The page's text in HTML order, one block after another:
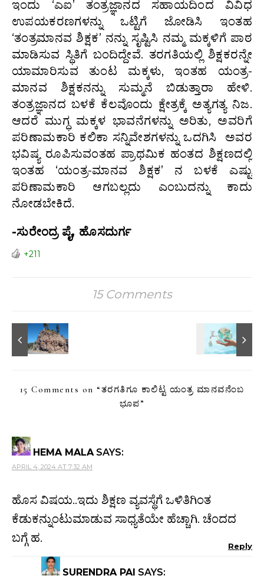
ಇಂದು ‘ಎಐ’ ತಂತ್ರಜ್ಞಾನದ ಸಹಾಯದಿಂದ ವಿವಿಧ
ಉಪಯಕರಣಗಳನ್ನು ಒಟ್ಟಿಗೆ ಜೋಡಿಸಿ ಇಂತಹ
‘ತಂತ್ರ‌ಮಾನವ ಶಿಕ್ಷಕ’ ನನ್ನು ಸೃಷ್ಟಿಸಿ ನಮ್ಮ ಮಕ್ಕಳಿಗೆ ಪಾಠ
ಮಾಡಿಸುವ ಸ್ಥಿತಿಗೆ ಬಂದಿದ್ದೇವೆ. ತರಗತಿಯಲ್ಲಿ ಶಿಕ್ಷಕರನ್ನೇ
ಯಾಮಾರಿಸುವ ತುಂಟ ಮಕ್ಕಳು, ಇಂತಹ ಯಂತ್ರ-
ಮಾನವ ಶಿಕ್ಷಕನನ್ನು ಸುಮ್ಮನೆ ಬಿಡುತ್ತಾರಾ ಹೇಳಿ.
ತಂತ್ರಜ್ಞಾನದ ಬಳಕೆ ಕೆಲವೊಂದು ಕ್ಷೇತ್ರಕ್ಕೆ ಅತ್ಯಗತ್ಯ ನಿಜ.
ಆದರೆ ಮುಗ್ಧ ಮಕ್ಕಳ ಭಾವನೆಗಳನ್ನು ಅರಿತು, ಅವರಿಗೆ
ಪರಿಣಾಮಕಾರಿ ಕಲಿಕಾ ಸನ್ನಿವೇಶಗಳನ್ನು ಒದಗಿಸಿ ಅವರ
ಭವಿಷ್ಯ ರೂಪಿಸುವಂತಹ ಪ್ರಾಥಮಿಕ ಹಂತದ ಶಿಕ್ಷಣದಲ್ಲಿ
ಇಂತಹ ‘ಯಂತ್ರ-ಮಾನವ ಶಿಕ್ಷಕ’ ನ ಬಳಕೆ ಎಷ್ಟು
ಪರಿಣಾಮಕಾರಿ ಆಗಬಲ್ಲದು ಎಂಬುದನ್ನು ಕಾದು
ನೋಡಬೇಕಿದೆ.
-ಸುರೇಂದ್ರ ಪೈ, ಹೊಸದುರ್ಗ
+211
15 Comments
15 Comments on “ತರಗತಿಗೂ ಕಾಲಿಟ್ಟ ಯಂತ್ರ ಮಾನವನೆಂಬ
ಭೂಪ”
HEMA MALA SAYS:
APRIL 4, 2024 AT 7:32 AM
ಹೊಸ ವಿಷಯ..ಇದು ಶಿಕ್ಷಣ ವ್ಯವಸ್ಥೆಗೆ ಒಳಿತಿಗಿಂತ
ಕೆಡುಕನ್ನುಂಟುಮಾಡುವ ಸಾಧ್ಯತೆಯೇ ಹೆಚ್ಚಾಗಿ. ಚೆಂದದ
ಬಗ್ಗೆ ಹ.
Reply
SURENDRA PAI SAYS: